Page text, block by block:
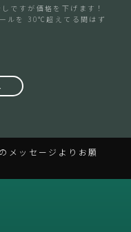
ですが価格を下げます！
ルを 30℃超えてる間はず
メッセージよりお願